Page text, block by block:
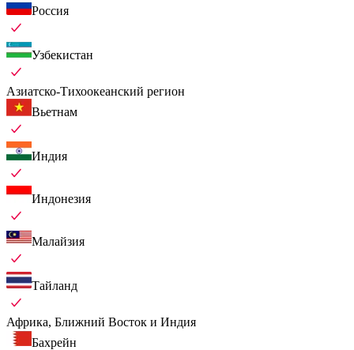
Россия
Узбекистан
Азиатско-Тихоокеанский регион
Вьетнам
Индия
Индонезия
Малайзия
Тайланд
Африка, Ближний Восток и Индия
Бахрейн